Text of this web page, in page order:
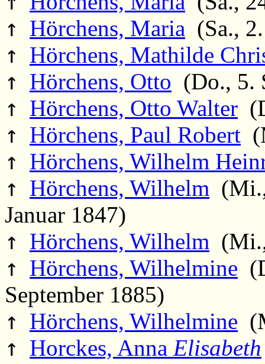
↑ Hörchens, Maria (Sa.,
↑ Hörchens, Mathilde
↑ Hörchens, Otto (Do., 5.
↑ Hörchens, Otto Walter
↑ Hörchens, Paul Robert
↑ Hörchens, Wilhelm
↑ Hörchens, Wilhelm
Januar 1847)
↑ Hörchens, Wilhelm
↑ Hörchens, Wilhelmine
September 1885)
↑ Hörchens, Wilhelmine
↑ Horckes, Anna Elisabeth